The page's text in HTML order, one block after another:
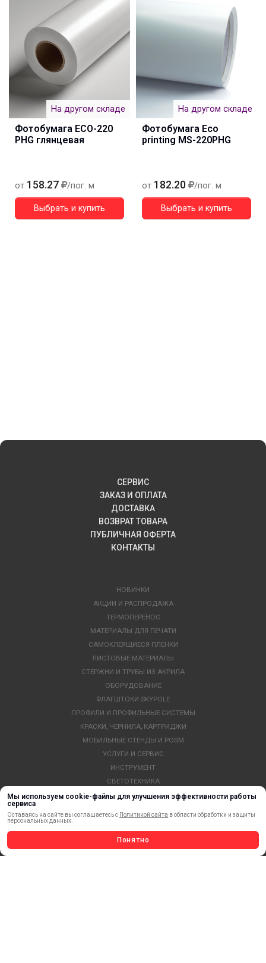
Мы используем cookie-файлы для улучшения эффективности работы
сервиса
Оставаясь на сайте вы соглашаетесь с Политикой сайта в области обработки и защиты
персональных данных.
Понятно
На другом складе
Фотобумага ECO-220
PHG глянцевая
от 158.27 /пог. м
Выбрать и купить
На другом складе
Фотобумага Eco
printing MS-220PHG
от 182.20 /пог. м
Выбрать и купить
СЕРВИС
ЗАКАЗ И ОПЛАТА
ДОСТАВКА
ВОЗВРАТ ТОВАРА
ПУБЛИЧНАЯ ОФЕРТА
КОНТАКТЫ
НОВИНКИ
АКЦИИ И РАСПРОДАЖА
ТЕРМОПЕРЕНОС
МАТЕРИАЛЫ ДЛЯ ПЕЧАТИ
САМОКЛЕЯЩИЕСЯ ПЛЕНКИ
ЛИСТОВЫЕ МАТЕРИАЛЫ
СТЕРЖНИ И ТРУБЫ ИЗ АКРИЛА
ОБОРУДОВАНИЕ
ФЛАГШТОКИ SKYPOLE
ПРОФИЛИ И ПРОФИЛЬНЫЕ СИСТЕМЫ
КРАСКИ, ЧЕРНИЛА, КАРТРИДЖИ
МОБИЛЬНЫЕ СТЕНДЫ И POSM
УСЛУГИ И СЕРВИС
ИНСТРУМЕНТ
СВЕТОТЕХНИКА
КЛЕЕВЫЕ ТЕХНОЛОГИИ